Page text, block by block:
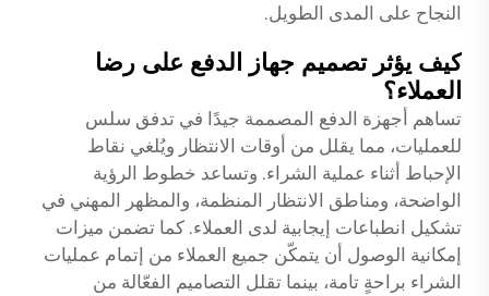
النجاح على المدى الطويل.
كيف يؤثر تصميم جهاز الدفع على رضا
العملاء؟
تساهم أجهزة الدفع المصممة جيدًا في تدفق سلس
للعمليات، مما يقلل من أوقات الانتظار ويُلغي نقاط
الإحباط أثناء عملية الشراء. وتساعد خطوط الرؤية
الواضحة، ومناطق الانتظار المنظمة، والمظهر المهني في
تشكيل انطباعات إيجابية لدى العملاء. كما تضمن ميزات
إمكانية الوصول أن يتمكّن جميع العملاء من إتمام عمليات
الشراء براحةٍ تامة، بينما تقلل التصاميم الفعّالة من